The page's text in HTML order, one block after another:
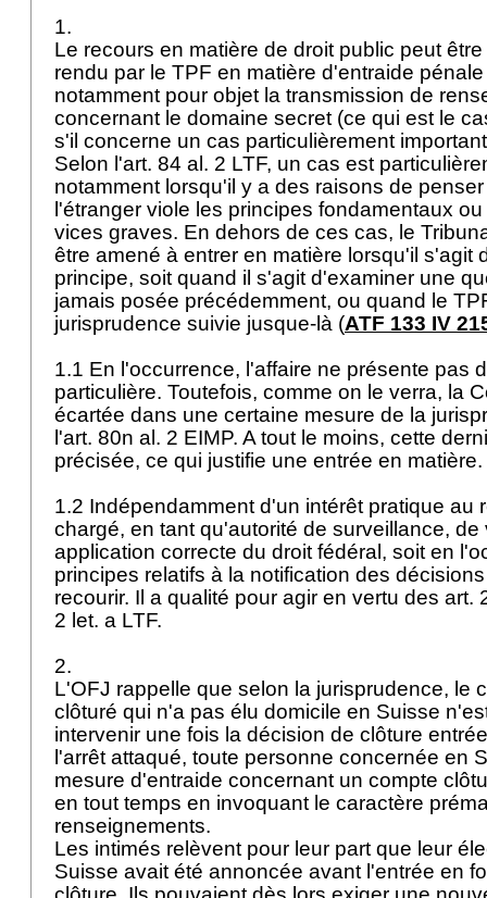
1.
Le recours en matière de droit public peut
rendu par le TPF en matière d'entraide
notamment pour objet la transmission de
concernant le domaine secret (ce qui est le
s'il concerne un cas particulièrement
Selon l'art. 84 al. 2 LTF, un cas est
notamment lorsqu'il y a des raisons de
l'étranger viole les principes fondamentaux
vices graves. En dehors de ces cas, le
être amené à entrer en matière lorsqu'il s'agit
principe, soit quand il s'agit d'examiner une
jamais posée précédemment, ou quand le
jurisprudence suivie jusque-là (ATF 133 IV
1.1 En l'occurrence, l'affaire ne présente pas
particulière. Toutefois, comme on le verra, la
écartée dans une certaine mesure de la
l'art. 80n al. 2 EIMP. A tout le moins, cette
précisée, ce qui justifie une entrée en matière.
1.2 Indépendamment d'un intérêt pratique au
chargé, en tant qu'autorité de surveillance, de
application correcte du droit fédéral, soit en
principes relatifs à la notification des
recourir. Il a qualité pour agir en vertu des art.
2 let. a LTF.
2.
L'OFJ rappelle que selon la jurisprudence, le
clôturé qui n'a pas élu domicile en Suisse
intervenir une fois la décision de clôture
l'arrêt attaqué, toute personne concernée en
mesure d'entraide concernant un compte
en tout temps en invoquant le caractère
renseignements.
Les intimés relèvent pour leur part que leur
Suisse avait été annoncée avant l'entrée en